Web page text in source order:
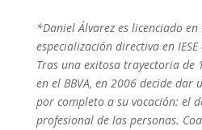
*Daniel Álvarez es licenciado en
especialización directiva en
Tras una exitosa trayectoria de
en el BBVA, en 2006 decide dar
por completo a su vocación: el
profesional de las personas.